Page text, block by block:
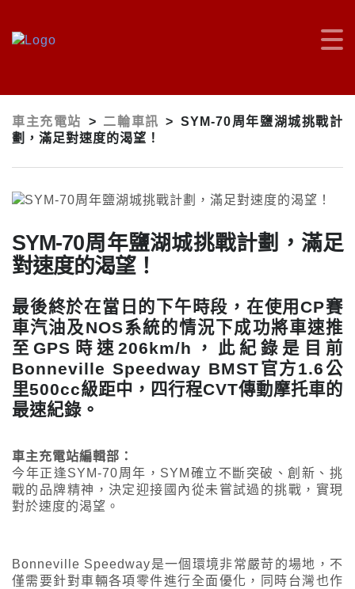
車主充電站 > 二輪車訊 > SYM-70周年鹽湖城挑戰計
劃，滿足對速度的渴望！
SYM-70周年鹽湖城挑戰計劃，滿足
對速度的渴望！
最後終於在當日的下午時段，在使用CP賽
車汽油及NOS系統的情況下成功將車速推
至GPS時速206km/h，此紀錄是目前
Bonneville Speedway BMST官方1.6公
里500cc級距中，四行程CVT傳動摩托車的
最速紀錄。
車主充電站編輯部：
今年正逢SYM-70周年，SYM確立不斷突破、創新、挑
戰的品牌精神，決定迎接國內從未嘗試過的挑戰，實現
對於速度的渴望。
Bonneville Speedway是一個環境非常嚴苛的場地，不
僅需要針對車輛各項零件進行全面優化，同時台灣也作